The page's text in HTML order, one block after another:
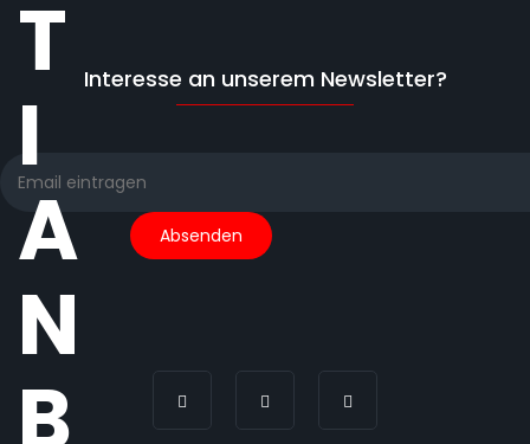
T
I
A
N
B
Interesse an unserem Newsletter?